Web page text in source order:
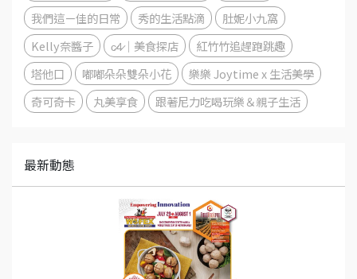
我們這ㄧ佳的日常
秀的生活點滴
肚妮小九窩
Kelly奈醬子
c̷4̷｜美食探店
紅竹竹追趕跑跳趣
塔他口
嘟嘟朵朵雙朵小花
樂樂 Joytime x 生活美學
奇可奇卡
丸美享食 跟著尼力吃喝玩樂＆親子生活
最新動態